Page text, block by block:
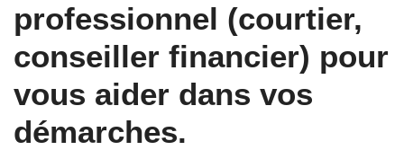
professionnel (courtier,
conseiller financier) pour
vous aider dans vos
démarches.